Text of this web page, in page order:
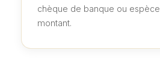
chèque de banque ou
montant.